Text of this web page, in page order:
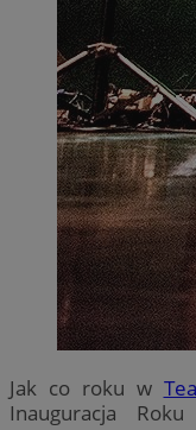
Jak co roku w
Inauguracja